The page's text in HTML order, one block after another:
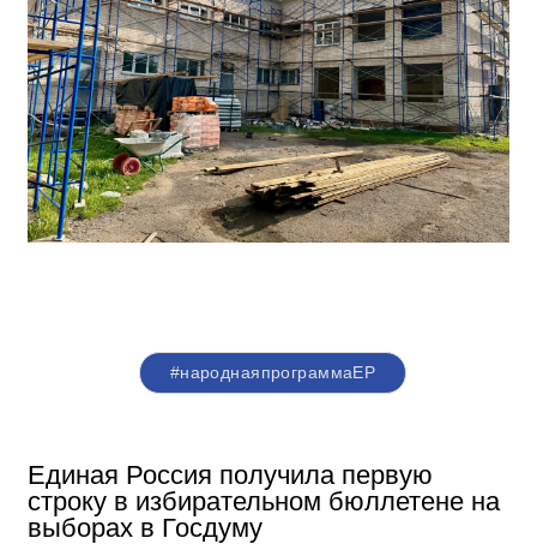
#народнаяпрограммаЕР
Единая Россия получила первую
строку в избирательном бюллетене на
выборах в Госдуму